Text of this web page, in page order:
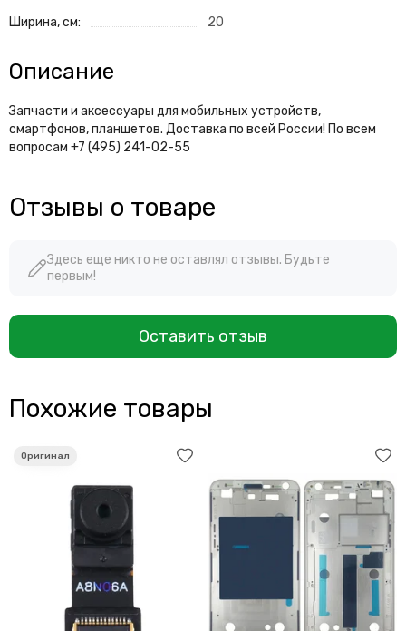
Ширина, см: 20
Описание
Запчасти и аксессуары для мобильных устройств,
смартфонов, планшетов. Доставка по всей России! По всем
вопросам +7 (495) 241-02-55
Отзывы о товаре
Здесь еще никто не оставлял отзывы. Будьте
первым!
Оставить отзыв
Похожие товары